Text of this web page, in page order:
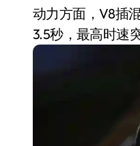
动力方面，V8插
3.5秒，最高时速